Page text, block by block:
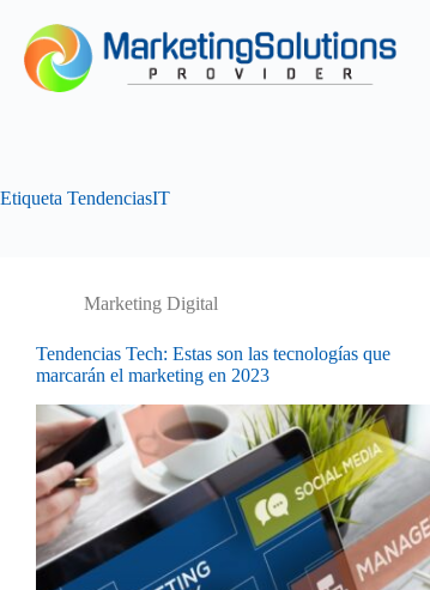
Etiqueta TendenciasIT
Marketing Digital
Tendencias Tech: Estas son las tecnologías que
marcarán el marketing en 2023